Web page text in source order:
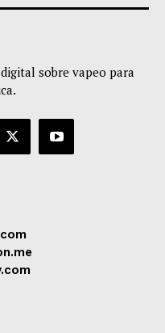
sobre vapeo para